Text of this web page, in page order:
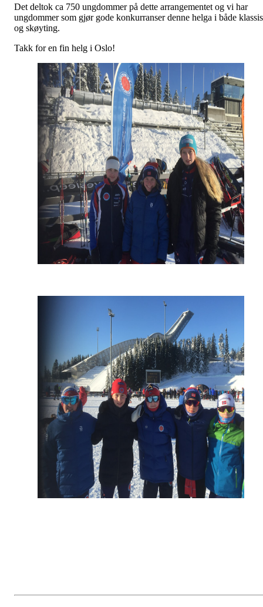
Det deltok ca 750 ungdommer på dette arrangementet og vi har
ungdommer som gjør gode konkurranser denne helga i både
og skøyting.
Takk for en fin helg i Oslo!